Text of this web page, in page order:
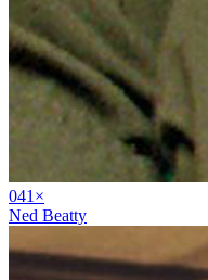
041 ×
Ned Beatty